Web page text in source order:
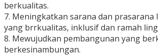
berkualitas.
7. Meningkatkan sarana dan prasarana
yang brrkualitas, inklusif dan ramah
8. Mewujudkan pembangunan yang
berkesinambungan.